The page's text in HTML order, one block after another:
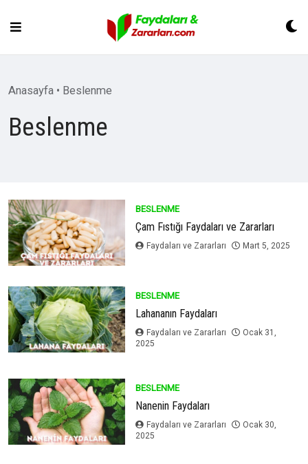
content
Anasayfa • Beslenme
Beslenme
BESLENME
Çam Fıstığı Faydaları ve Zararları
Faydaları ve Zararları Mart 5, 2025
BESLENME
Lahananın Faydaları
Faydaları ve Zararları
Ocak 31,
2025
BESLENME
Nanenin Faydaları
Faydaları ve Zararları
Ocak 30,
2025